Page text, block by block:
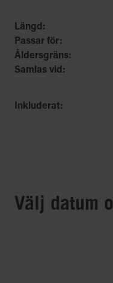
Längd:
Passar för:
Åldersgräns:
Samlas vid:
Inkluderat:
Välj datum